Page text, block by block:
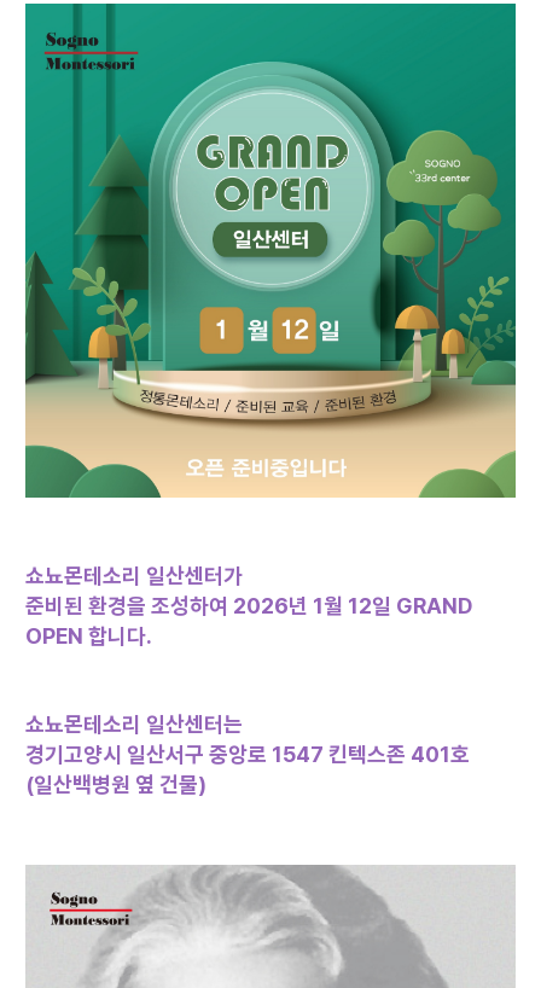
쇼뇨몬테소리 일산센터가
준비된 환경을 조성하여 2026년 1월 12일 GRAND
OPEN 합니다.
쇼뇨몬테소리 일산센터는
경기고양시 일산서구 중앙로 1547 킨텍스존 401호
(일산백병원 옆 건물)